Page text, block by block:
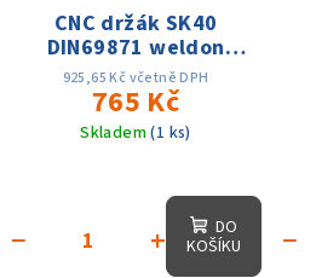
CNC držák SK40
DIN69871 weldon
D6x50, přesnost
0.005, AD, 15 tis. ot.
925,65 Kč včetně DPH
765 Kč
Skladem(1 ks)
+
−
DO
KOŠÍKU
−